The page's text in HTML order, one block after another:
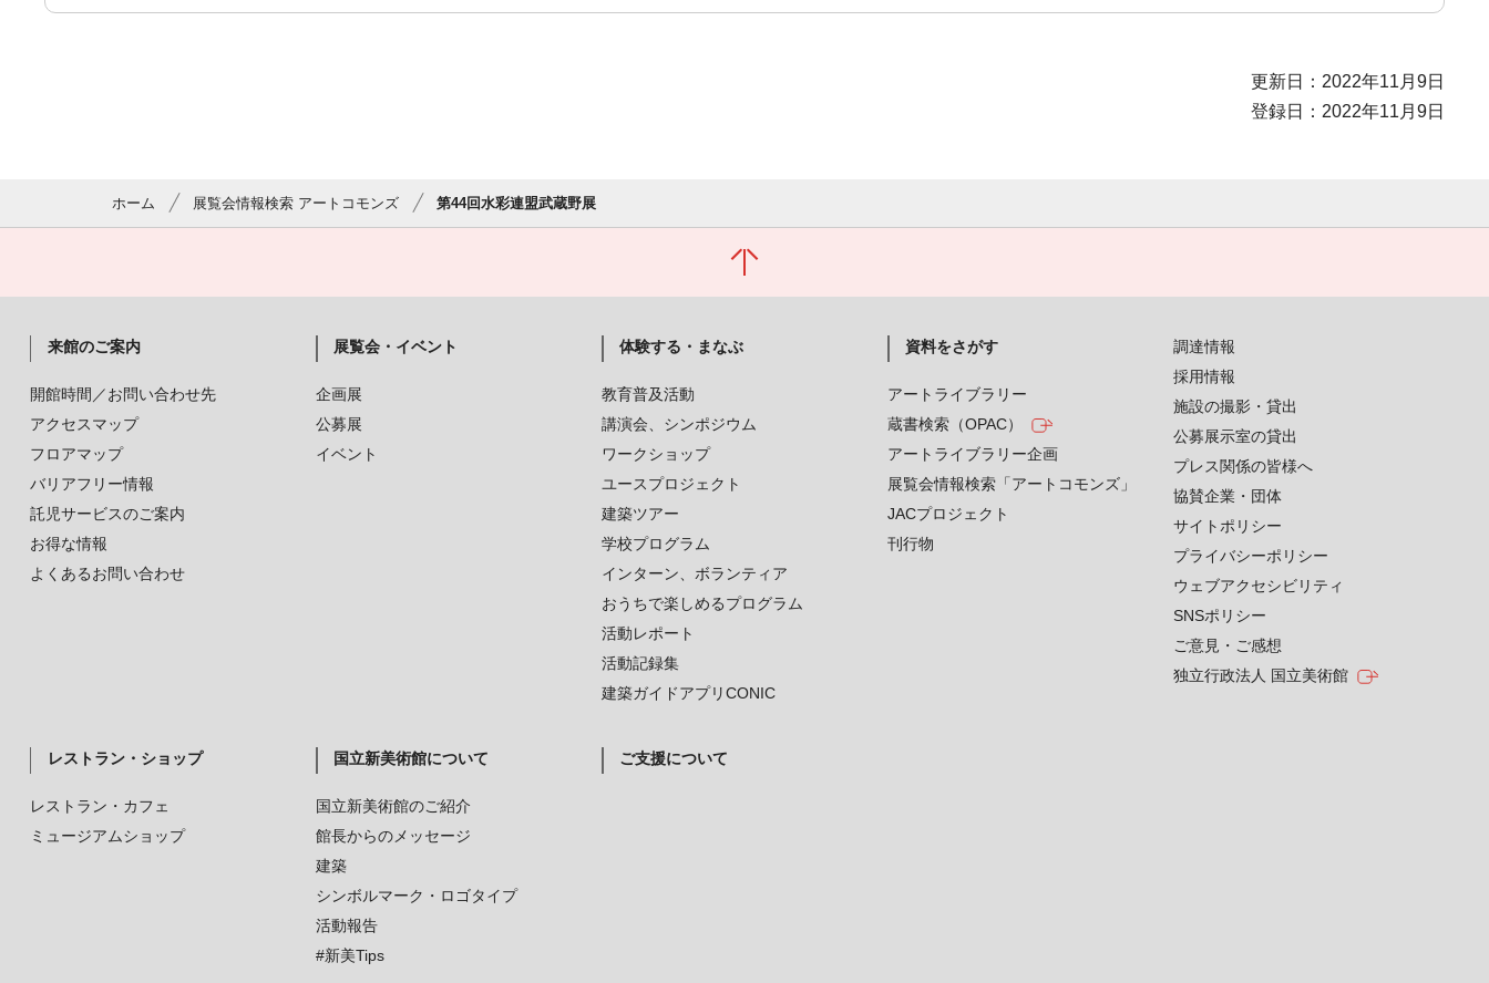
更新日：2022年11月9日
登録日：2022年11月9日
ホーム 展覧会情報検索 アートコモンズ 第44回水彩連盟武蔵野展
来館のご案内
開館時間／お問い合わせ先
アクセスマップ
フロアマップ
バリアフリー情報
託児サービスのご案内
お得な情報
よくあるお問い合わせ
展覧会・イベント
企画展
公募展
イベント
体験する・まなぶ
教育普及活動
講演会、シンポジウム
ワークショップ
ユースプロジェクト
建築ツアー
学校プログラム
インターン、ボランティア
おうちで楽しめるプログラム
活動レポート
活動記録集
建築ガイドアプリCONIC
資料をさがす
アートライブラリー
蔵書検索（OPAC）
アートライブラリー企画
展覧会情報検索「アートコモンズ」
JACプロジェクト
刊行物
レストラン・ショップ
レストラン・カフェ
ミュージアムショップ
国立新美術館について
国立新美術館のご紹介
館長からのメッセージ
建築
シンボルマーク・ロゴタイプ
活動報告
#新美Tips
ご支援について
調達情報
採用情報
施設の撮影・貸出
公募展示室の貸出
プレス関係の皆様へ
協賛企業・団体
サイトポリシー
プライバシーポリシー
ウェブアクセシビリティ
SNSポリシー
ご意見・ご感想
独立行政法人 国立美術館